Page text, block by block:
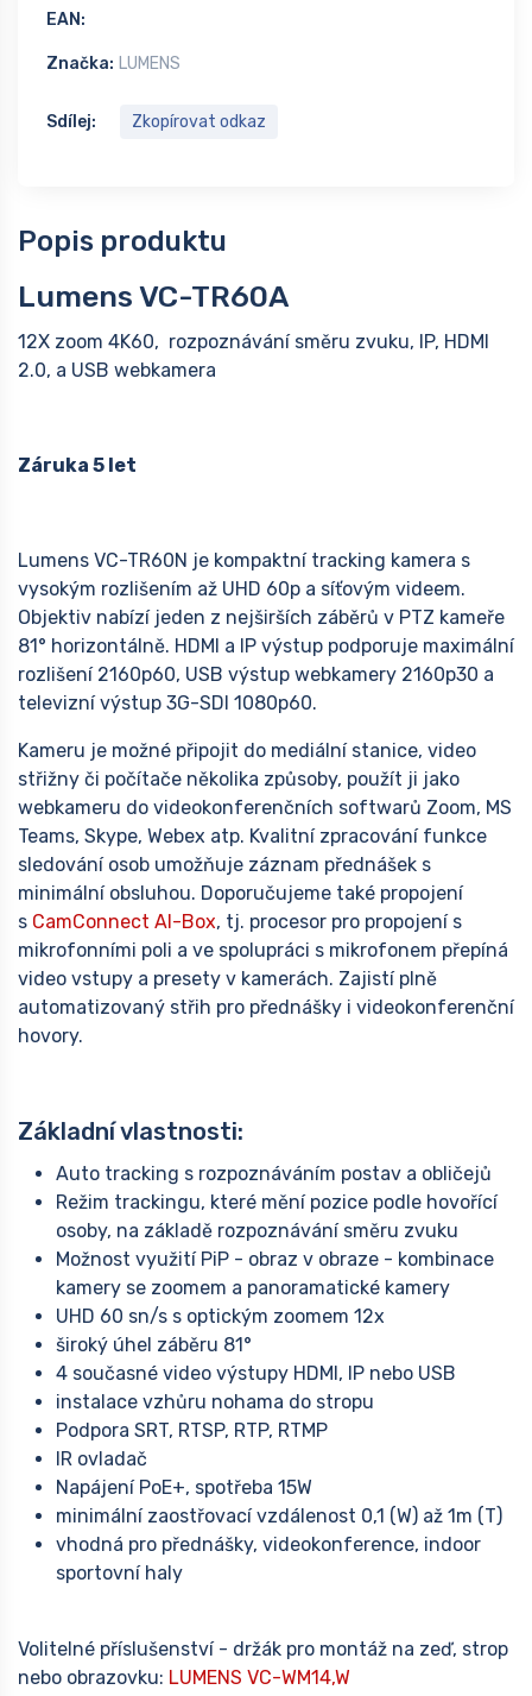
EAN:
Značka: LUMENS
Sdílej: Zkopírovat odkaz
Popis produktu
Lumens VC-TR60A
12X zoom 4K60, rozpoznávání směru zvuku, IP, HDMI
2.0, a USB webkamera
Záruka 5 let
Lumens VC-TR60N je kompaktní tracking kamera s
vysokým rozlišením až UHD 60p a síťovým videem.
Objektiv nabízí jeden z nejširších záběrů v PTZ kameře
81° horizontálně. HDMI a IP výstup podporuje maximální
rozlišení 2160p60, USB výstup webkamery 2160p30 a
televizní výstup 3G-SDI 1080p60.
Kameru je možné připojit do mediální stanice, video
střižny či počítače několika způsoby, použít ji jako
webkameru do videokonferenčních softwarů Zoom, MS
Teams, Skype, Webex atp. Kvalitní zpracování funkce
sledování osob umožňuje záznam přednášek s
minimální obsluhou. Doporučujeme také propojení
s CamConnect AI-Box, tj. procesor pro propojení s
mikrofonními poli a ve spolupráci s mikrofonem přepíná
video vstupy a presety v kamerách. Zajistí plně
automatizovaný střih pro přednášky i videokonferenční
hovory.
Základní vlastnosti:
Auto tracking s rozpoznáváním postav a obličejů
Režim trackingu, které mění pozice podle hovořící
osoby, na základě rozpoznávání směru zvuku
Možnost využití PiP - obraz v obraze - kombinace
kamery se zoomem a panoramatické kamery
UHD 60 sn/s s optickým zoomem 12x
široký úhel záběru 81°
4 současné video výstupy HDMI, IP nebo USB
instalace vzhůru nohama do stropu
Podpora SRT, RTSP, RTP, RTMP
IR ovladač
Napájení PoE+, spotřeba 15W
minimální zaostřovací vzdálenost 0,1 (W) až 1m (T)
vhodná pro přednášky, videokonference, indoor
sportovní haly
Volitelné příslušenství - držák pro montáž na zeď, strop
nebo obrazovku: LUMENS VC-WM14,W